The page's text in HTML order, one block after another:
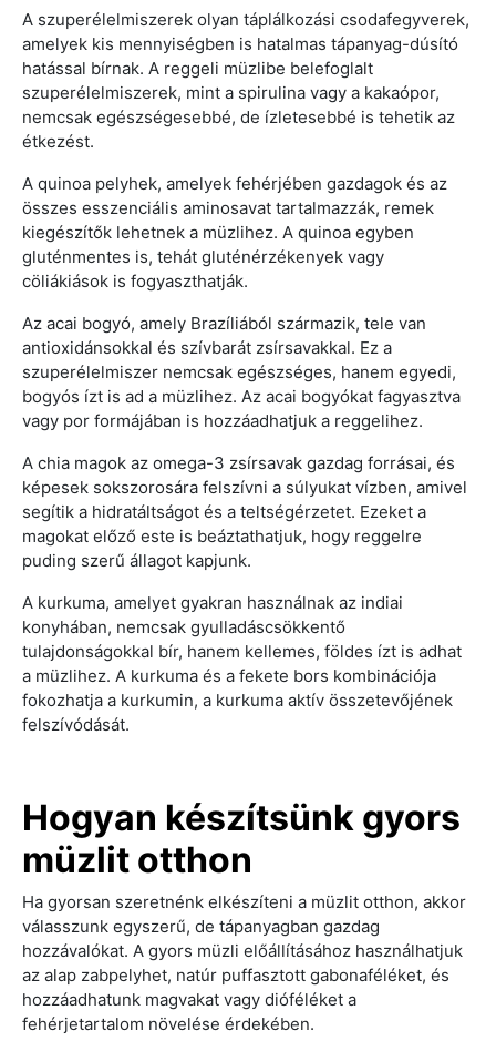
A szuperélelmiszerek olyan táplálkozási csodafegyverek,
amelyek kis mennyiségben is hatalmas tápanyag-dúsító
hatással bírnak. A reggeli müzlibe belefoglalt
szuperélelmiszerek, mint a spirulina vagy a kakaópor,
nemcsak egészségesebbé, de ízletesebbé is tehetik az
étkezést.
A quinoa pelyhek, amelyek fehérjében gazdagok és az
összes esszenciális aminosavat tartalmazzák, remek
kiegészítők lehetnek a müzlihez. A quinoa egyben
gluténmentes is, tehát gluténérzékenyek vagy
cöliákiások is fogyaszthatják.
Az acai bogyó, amely Brazíliából származik, tele van
antioxidánsokkal és szívbarát zsírsavakkal. Ez a
szuperélelmiszer nemcsak egészséges, hanem egyedi,
bogyós ízt is ad a müzlihez. Az acai bogyókat fagyasztva
vagy por formájában is hozzáadhatjuk a reggelihez.
A chia magok az omega-3 zsírsavak gazdag forrásai, és
képesek sokszorosára felszívni a súlyukat vízben, amivel
segítik a hidratáltságot és a teltségérzetet. Ezeket a
magokat előző este is beáztathatjuk, hogy reggelre
puding szerű állagot kapjunk.
A kurkuma, amelyet gyakran használnak az indiai
konyhában, nemcsak gyulladáscsökkentő
tulajdonságokkal bír, hanem kellemes, földes ízt is adhat
a müzlihez. A kurkuma és a fekete bors kombinációja
fokozhatja a kurkumin, a kurkuma aktív összetevőjének
felszívódását.
Hogyan készítsünk gyors
müzlit otthon
Ha gyorsan szeretnénk elkészíteni a müzlit otthon, akkor
válasszunk egyszerű, de tápanyagban gazdag
hozzávalókat. A gyors müzli előállításához használhatjuk
az alap zabpelyhet, natúr puffasztott gabonaféléket, és
hozzáadhatunk magvakat vagy dióféléket a
fehérjetartalom növelése érdekében.